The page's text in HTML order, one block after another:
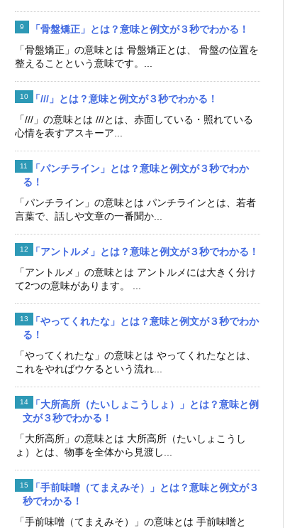
「骨盤矯正」とは？意味と例文が３秒でわかる！
「骨盤矯正」の意味とは 骨盤矯正とは、 骨盤の位置を
整えることという意味です。...
「///」とは？意味と例文が３秒でわかる！
「///」の意味とは ///とは、赤面している・照れている
心情を表すアスキーア...
「パンチライン」とは？意味と例文が３秒でわか
る！
「パンチライン」の意味とは パンチラインとは、若者
言葉で、話しや文章の一番聞か...
「アントルメ」とは？意味と例文が３秒でわかる！
「アントルメ」の意味とは アントルメには大きく分け
て2つの意味があります。 ...
「やってくれたな」とは？意味と例文が３秒でわか
る！
「やってくれたな」の意味とは やってくれたなとは、
これをやればウケるという流れ...
「大所高所（たいしょこうしょ）」とは？意味と例
文が３秒でわかる！
「大所高所」の意味とは 大所高所（たいしょこうし
ょ）とは、物事を全体から見渡し...
「手前味噌（てまえみそ）」とは？意味と例文が３
秒でわかる！
「手前味噌（てまえみそ）」の意味とは 手前味噌と